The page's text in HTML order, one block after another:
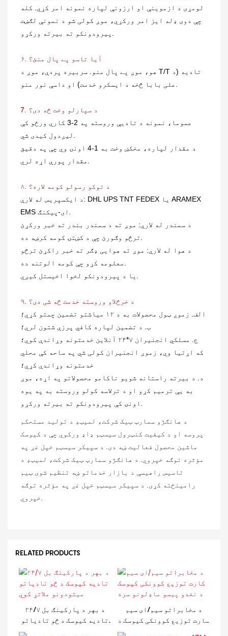
لومړی د ازموینې او ارزونې لپاره نمونه امر کړي. کله
چې دوی ډله ایز امر ورکړي، موږ کولی شو د نمونې لګښت
پیرودونکو ته بیرته ورکړو.
۶. آیا تاسو پے پال منئ؟
هو، موږ پے پال منو. سربیره پردې، موږ د T/T تادیه (د
علی بابا څخه د ایسکرو خدمت) او داسې نور منو.
7. د سپارلو وخت څه دی؟
عموما، نمونه د تادیې وروسته په 2-3 کاري ورځو کې
لیږدول کیدی شي.
د مقدار لپاره، مخکښ وخت به 1-4 اونۍ وي چې په دقیق
مقدار پورې اړه لري.
۸. د توکو رسولو کومه لاره؟
د ایکسپریس له لارې: DHL UPS TNT FEDEX یا ARAMEX
EMS ای-پیکنګ.
د سمندر له لارې: موږ ته د سمندر بندر ته خبر ورکړئ
ترڅو وګورئ چې د کښتۍ کومه کرښه ده.
د هوا له لارې: موږ ته هوایی ډګر ته خبر راکړئ ترڅو
معلومه کړو چې کومه الوتنه ده.
یا د پیرودونکو لخوا اخیستل کیږي.
۹. د خرڅلاو وروسته خدمت څه شی دی؟
الف. زموږ ټول محصولات به د ۱۲ میاشتو تضمین چمتو کړي؛
ب. د تضمین لپاره کافي پرزې شتون لري؛
ج. مسلکي انجنیران ۷*۲۴ آنلاین خدمتونه وړاندې کوي؛
که اړتیا وي، زموږ انجنیران کولی شي په ساحه کې محلي
خدمتونه وړاندې کړي؛
د. د بیرته راستانه شویو ناکامو محصولاتو په اړه، موږ
به یې ترمیم کړو او د ترلاسه کولو وروسته به په یوه
اونۍ کې پیرودونکو ته بیرته ورکړو.
د هانګژو سمارټ ټیک شرکت، لمیټډ د تولید مستحکم
پروسه او د کیفیت کنټرول سیسټم ډاډ ورکوي چې د کیوسک
ماشین محصول فعالیت ښه دی. د سپیکر سیسټم خپل غږ په
مؤثره توګه خپروي. د هانګژو سمارټ ټیک شرکت، لمیټډ د
تاسیس راهیسې د بازار خدماتو ښه تنظیم شوی ټیم
رامینځته کړی. د سپیکر سیسټم خپل غږ په مؤثره توګه
خپروي.
RELATED PRODUCTS
۲۴/۷ د بهر د پارکینګ بل
تادیه کیوسک د څو تادیاتو
د مخابراتو سیم/ای سیم
کارت توزیع کوونکی کیوسک د